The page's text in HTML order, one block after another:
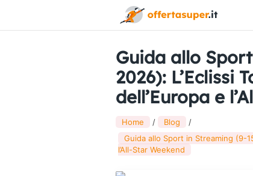
Guida allo
2026): L’Eclissi
dell’Europa e
Home
Blog
Guida allo Sport in Streaming (9-
l’All-Star Weekend